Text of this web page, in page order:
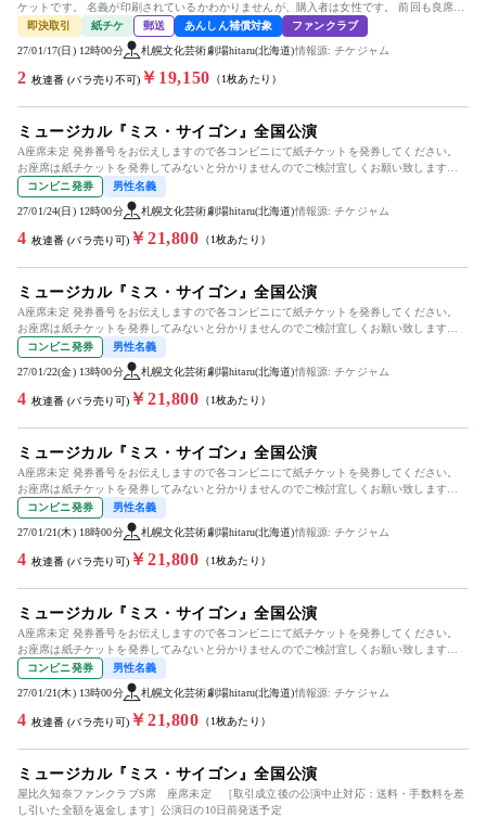
ケットです。 名義が印刷されているかわかりませんが、購入者は女性です。 前回も良席で
したので(オーケス...
即決取引 紙チケ 郵送 あんしん補償対象 ファンクラブ
27/01/17(日) 12時00分 札幌文化芸術劇場hitaru(北海道)情報源: チケジャム
2 枚連番 (バラ売り不可) ￥19,150 （1枚あたり）
ミュージカル『ミス・サイゴン』全国公演
A座席未定 発券番号をお伝えしますので各コンビニにて紙チケットを発券してください。
お座席は紙チケットを発券してみないと分かりませんのでご検討宜しくお願い致します。
出演］桐山照史 / ルミーナ...
コンビニ発券 男性名義
27/01/24(日) 12時00分 札幌文化芸術劇場hitaru(北海道)情報源: チケジャム
4 枚連番 (バラ売り可) ￥21,800 （1枚あたり）
ミュージカル『ミス・サイゴン』全国公演
A座席未定 発券番号をお伝えしますので各コンビニにて紙チケットを発券してください。
お座席は紙チケットを発券してみないと分かりませんのでご検討宜しくお願い致します。
出演］桐山照史 / ルミーナ...
コンビニ発券 男性名義
27/01/22(金) 13時00分 札幌文化芸術劇場hitaru(北海道)情報源: チケジャム
4 枚連番 (バラ売り可) ￥21,800 （1枚あたり）
ミュージカル『ミス・サイゴン』全国公演
A座席未定 発券番号をお伝えしますので各コンビニにて紙チケットを発券してください。
お座席は紙チケットを発券してみないと分かりませんのでご検討宜しくお願い致します。
出演］桐山照史 / 屋比久知...
コンビニ発券 男性名義
27/01/21(木) 18時00分 札幌文化芸術劇場hitaru(北海道)情報源: チケジャム
4 枚連番 (バラ売り可) ￥21,800 （1枚あたり）
ミュージカル『ミス・サイゴン』全国公演
A座席未定 発券番号をお伝えしますので各コンビニにて紙チケットを発券してください。
お座席は紙チケットを発券してみないと分かりませんのでご検討宜しくお願い致します。
出演］東山義久 / 清水美依...
コンビニ発券 男性名義
27/01/21(木) 13時00分 札幌文化芸術劇場hitaru(北海道)情報源: チケジャム
4 枚連番 (バラ売り可) ￥21,800 （1枚あたり）
ミュージカル『ミス・サイゴン』全国公演
屋比久知奈ファンクラブS席 座席未定 ［取引成立後の公演中止対応：送料・手数料を差
し引いた全額を返金します］公演日の10日前発送予定